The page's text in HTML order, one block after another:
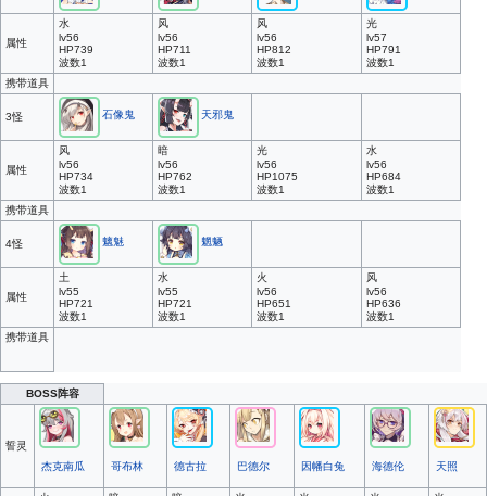
属性
水
lv56
HP739
波数1
风
lv56
HP711
波数1
风
lv56
HP812
波数1
光
lv57
HP791
波数1
携带道具
3怪 石像鬼 天邪鬼
属性
风
lv56
HP734
波数1
暗
lv56
HP762
波数1
光
lv56
HP1075
波数1
水
lv56
HP684
波数1
携带道具
4怪 魑魅 魍魉
属性
土
lv55
HP721
波数1
水
lv55
HP721
波数1
火
lv56
HP651
波数1
风
lv56
HP636
波数1
携带道具
BOSS阵容
誓灵
杰克南瓜
哥布林 德古拉 巴德尔 因幡白兔 海德伦 天照